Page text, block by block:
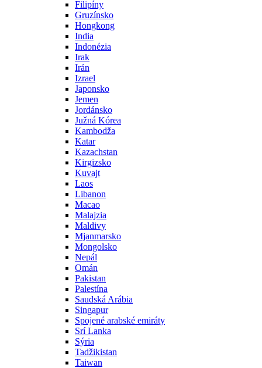
Filipíny
Gruzínsko
Hongkong
India
Indonézia
Irak
Irán
Izrael
Japonsko
Jemen
Jordánsko
Južná Kórea
Kambodža
Katar
Kazachstan
Kirgizsko
Kuvajt
Laos
Libanon
Macao
Malajzia
Maldivy
Mjanmarsko
Mongolsko
Nepál
Omán
Pakistan
Palestína
Saudská Arábia
Singapur
Spojené arabské emiráty
Srí Lanka
Sýria
Tadžikistan
Taiwan